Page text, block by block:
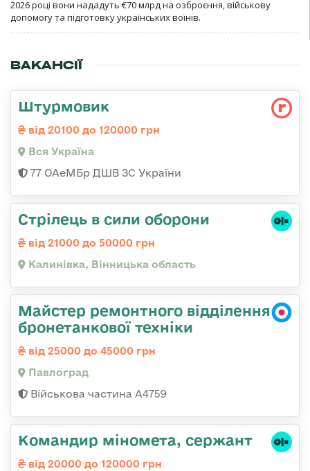
2026 році вони нададуть €70 млрд на озброєння, військову
допомогу та підготовку українських воїнів.
ВАКАНСІЇ
Штурмовик
від 20100 до 120000 грн
Вся Україна
77 ОАеМБр ДШВ ЗС України
Стрілець в сили оборони
від 21000 до 50000 грн
Калинівка, Вінницька область
Майстер ремонтного відділення
бронетанкової техніки
від 25000 до 45000 грн
Павлоград
Військова частина А4759
Командир міномета, сержант
від 20000 до 120000 грн